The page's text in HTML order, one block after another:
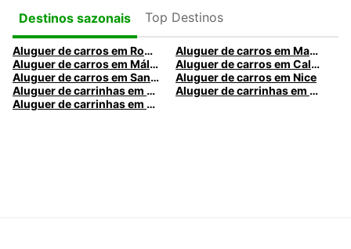
Destinos sazonais
Top Destinos
Aluguer de carros em Roma
Aluguer de carros em Madrid
Aluguer de carros em Málaga
Aluguer de carros em Caldas da Rainha
Aluguer de carros em Santa Maria da Feira
Aluguer de carros em Nice
Aluguer de carrinhas em Nice
Aluguer de carrinhas em Santa Maria da Feira
Aluguer de carrinhas em Caldas da Rainha